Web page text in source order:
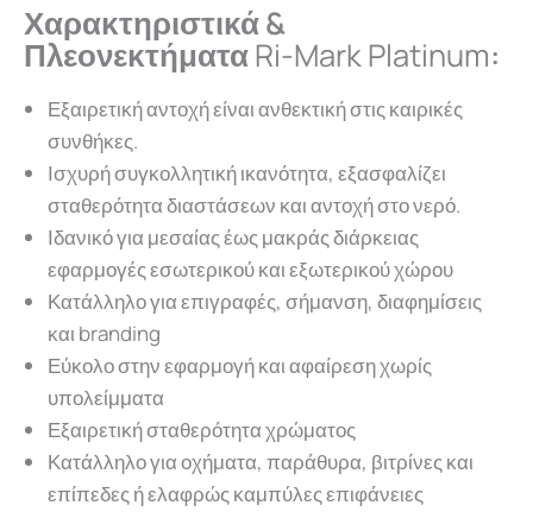
Χαρακτηριστικά &
ΠλεονεκτήματαRi-Mark Platinum:
Εξαιρετική αντοχή είναι ανθεκτική στις καιρικές
συνθήκες.
Ισχυρή συγκολλητική ικανότητα, εξασφαλίζει
σταθερότητα διαστάσεων και αντοχή στο νερό.
Ιδανικό για μεσαίας έως μακράς διάρκειας
εφαρμογές εσωτερικού και εξωτερικού χώρου
Κατάλληλο για επιγραφές, σήμανση, διαφημίσεις
και branding
Εύκολο στην εφαρμογή και αφαίρεση χωρίς
υπολείμματα
Εξαιρετική σταθερότητα χρώματος
Κατάλληλο για οχήματα, παράθυρα, βιτρίνες και
επίπεδες ή ελαφρώς καμπύλες επιφάνειες